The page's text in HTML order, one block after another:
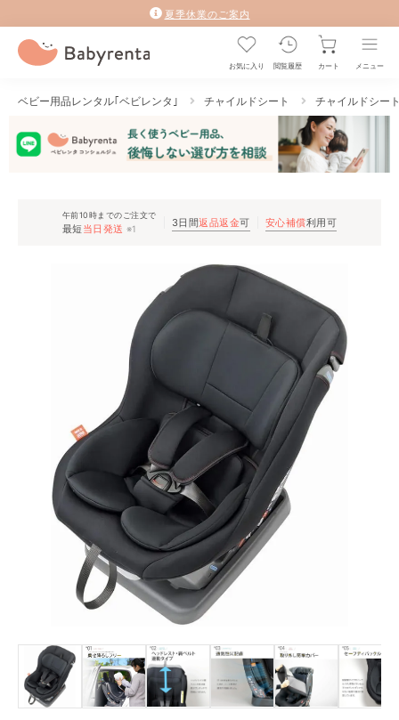
夏季休業のご案内
お気に入り 閲覧履歴 カート メニュー
ベビー用品レンタル｢ベビレンタ｣ チャイルドシート チャイルドシー
午前10時までのご注文で
最短 当日発送 ※1 3日間返品返金可 安心補償利用可